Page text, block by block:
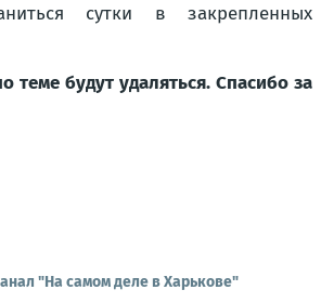
сутки в закрепленных
теме будут удаляться. Спасибо за
"На самом деле в Харькове"